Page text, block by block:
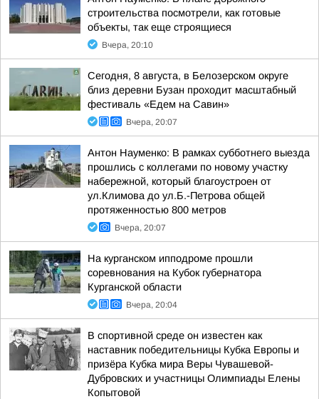
строительства посмотрели, как готовые
объекты, так еще строящиеся
Вчера, 20:10
Сегодня, 8 августа, в Белозерском округе
близ деревни Бузан проходит масштабный
фестиваль «Едем на Савин»
Вчера, 20:07
Антон Науменко: В рамках субботнего выезда
прошлись с коллегами по новому участку
набережной, который благоустроен от
ул.Климова до ул.Б.-Петрова общей
протяженностью 800 метров
Вчера, 20:07
На курганском ипподроме прошли
соревнования на Кубок губернатора
Курганской области
Вчера, 20:04
В спортивной среде он известен как
наставник победительницы Кубка Европы и
призёра Кубка мира Веры Чувашевой-
Дубровских и участницы Олимпиады Елены
Копытовой